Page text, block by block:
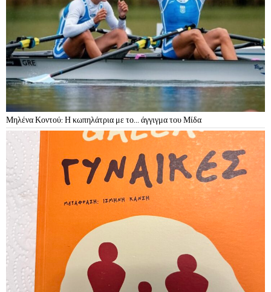
Μηλένα Κοντού: Η κωπηλάτρια με το… άγγιγμα του Μίδα